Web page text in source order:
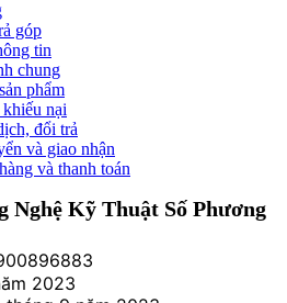
góp
tin
chung
phẩm
nại
đổi trả
và giao nhận
và thanh toán
Nghệ Kỹ Thuật Số Phương
2023